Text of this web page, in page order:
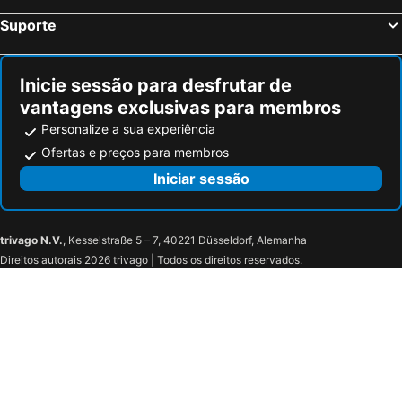
Bebington, bed and breakfasts
Fleetwood, bed and breakfasts
Luddenden Foot, bed and breakfasts
Suporte
Inicie sessão para desfrutar de
vantagens exclusivas para membros
Personalize a sua experiência
Ofertas e preços para membros
Iniciar sessão
trivago N.V., Kesselstraße 5 – 7, 40221 Düsseldorf, Alemanha
Direitos autorais 2026 trivago | Todos os direitos reservados.